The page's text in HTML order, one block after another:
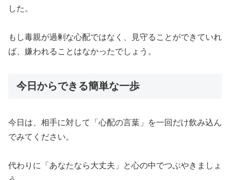
した。
もし毒親が過剰な心配ではなく、見守ることができていれ
ば、嫌われることはなかったでしょう。
今日からできる簡単な一歩
今日は、相手に対して「心配の言葉」を一回だけ飲み込ん
でみてください。
代わりに「あなたなら大丈夫」と心の中でつぶやきましょ